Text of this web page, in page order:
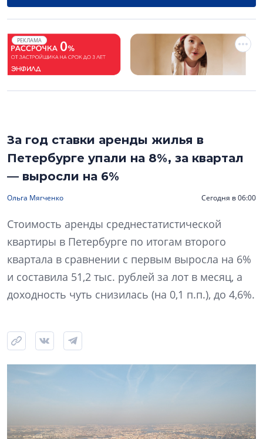
РЕКЛАМА
За год ставки аренды жилья в
Петербурге упали на 8%, за квартал
— выросли на 6%
Ольга Мягченко Сегодня в 06:00
Стоимость аренды среднестатистической
квартиры в Петербурге по итогам второго
квартала в сравнении с первым выросла на 6%
и составила 51,2 тыс. рублей за лот в месяц, а
доходность чуть снизилась (на 0,1 п.п.), до 4,6%.